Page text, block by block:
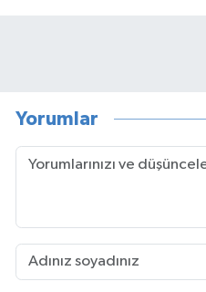
Yorumlar